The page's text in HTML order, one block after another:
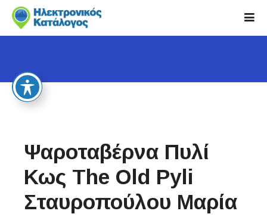
i
Ψαροταβέρνα Πυλί
Κως The Old Pyli
Σταυροπούλου Μαρία